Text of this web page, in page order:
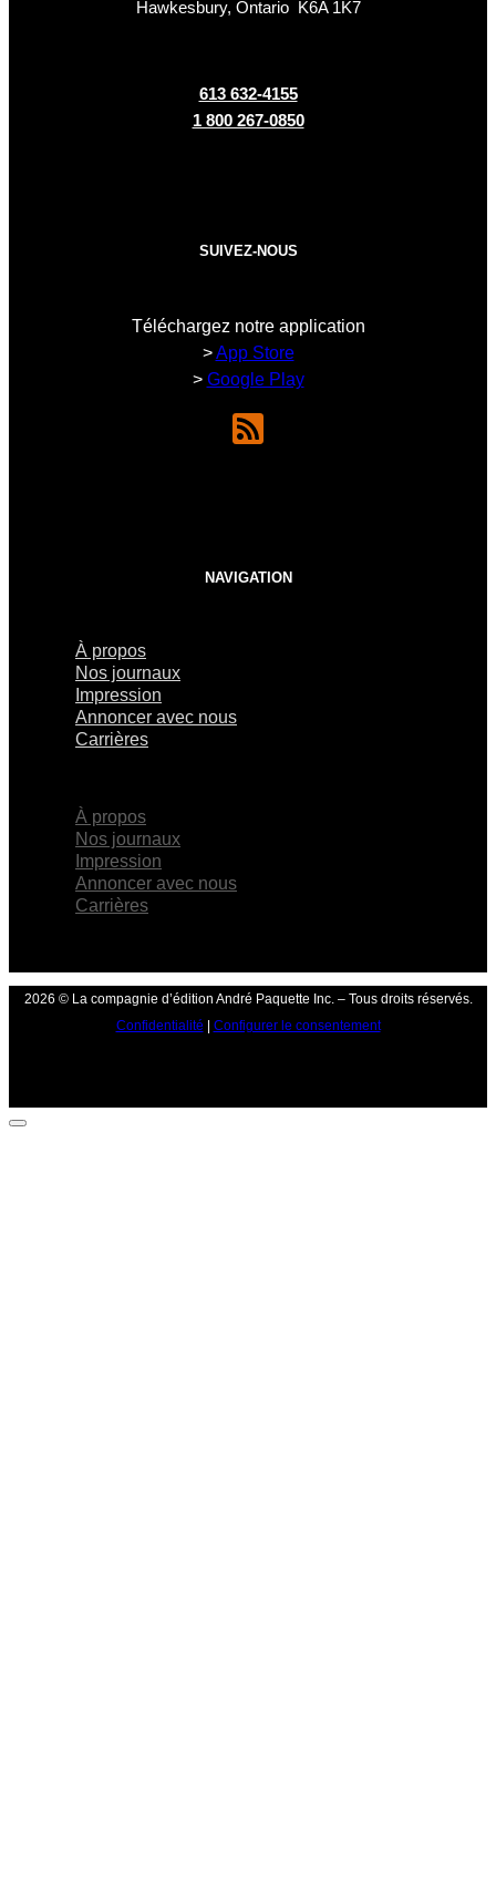
Hawkesbury, Ontario K6A 1K7
613 632-4155
1 800 267-0850
SUIVEZ-NOUS
Téléchargez notre application
>App Store
> Google Play
NAVIGATION
À propos
Nos journaux
Impression
Annoncer avec nous
Carrières
À propos
Nos journaux
Impression
Annoncer avec nous
Carrières
2026 © La compagnie d’édition André Paquette Inc. – Tous droits réservés.
Confidentialité
Configurer le consentement